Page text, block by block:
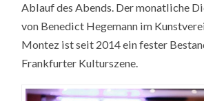
Ablauf des Abends. Der monatliche
von Benedict Hegemann im
Montez ist seit 2014 ein fester
Frankfurter Kulturszene.